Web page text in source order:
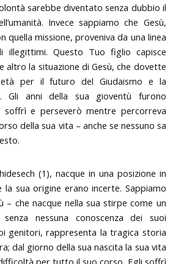
sarebbe diventato senza dubbio il
Invece sappiamo che Gesù,
quella missione, proveniva da una linea
illegittimi. Questo Tuo figlio capisce
altro la situazione di Gesù, che dovette
per il futuro del Giudaismo e la
Gli anni della sua gioventù furono
soffrì e perseverò mentre percorreva
della sua vita – anche se nessuno sa
(1), nacque in una posizione in
la sua origine erano incerte. Sappiamo
– che nacque nella sua stirpe come un
nessuna conoscenza dei suoi
genitori, rappresenta la tragica storia
dal giorno della sua nascita la sua vita
per tutto il suo corso. Egli soffrì